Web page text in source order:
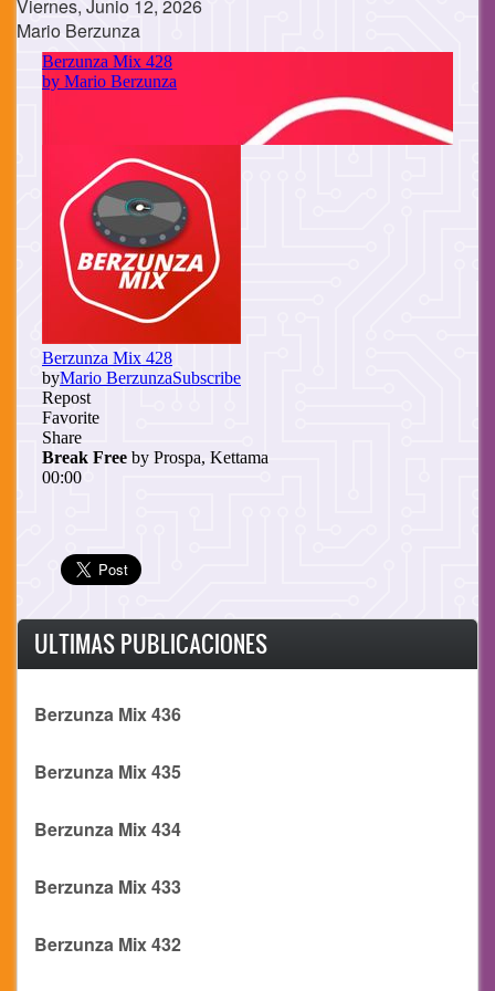
Viernes, Junio 12, 2026
Mario Berzunza
Cuerpo
ULTIMAS PUBLICACIONES
Berzunza Mix 436
Berzunza Mix 435
Berzunza Mix 434
Berzunza Mix 433
Berzunza Mix 432